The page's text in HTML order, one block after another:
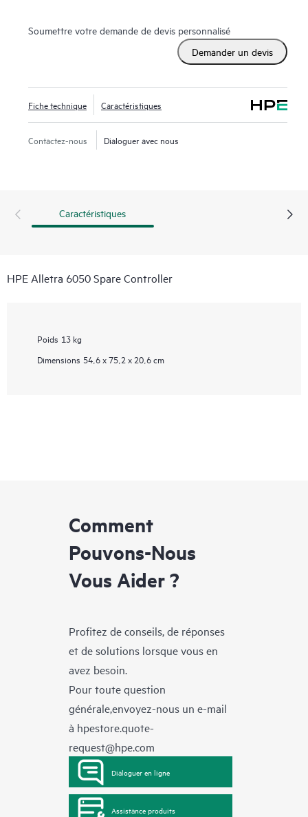
Soumettre votre demande de devis personnalisé
Demander un devis
Fiche technique Caractéristiques
Contactez-nous Dialoguer avec nous
Caractéristiques
HPE Alletra 6050 Spare Controller
Poids 13 kg
Dimensions 54,6 x 75,2 x 20,6 cm
Comment
Pouvons-Nous
Vous Aider ?
Profitez de conseils, de réponses
et de solutions lorsque vous en
avez besoin.
Pour toute question
générale,envoyez-nous un e-mail
à hpestore.quote-
request@hpe.com
Dialoguer en ligne
Assistance produits